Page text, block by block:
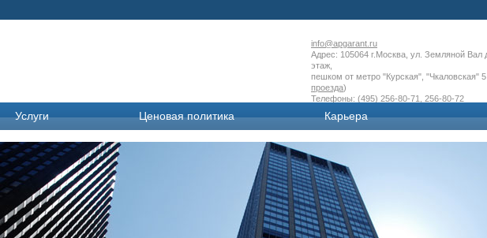
info@apgarant.ru
Адрес: 105064 г.Москва, ул. Земляной Вал
этаж,
пешком от метро "Курская", "Чкаловская"
проезда)
Телефоны: (495) 256-80-71, 256-80-72
Услуги Ценовая политика Карьера